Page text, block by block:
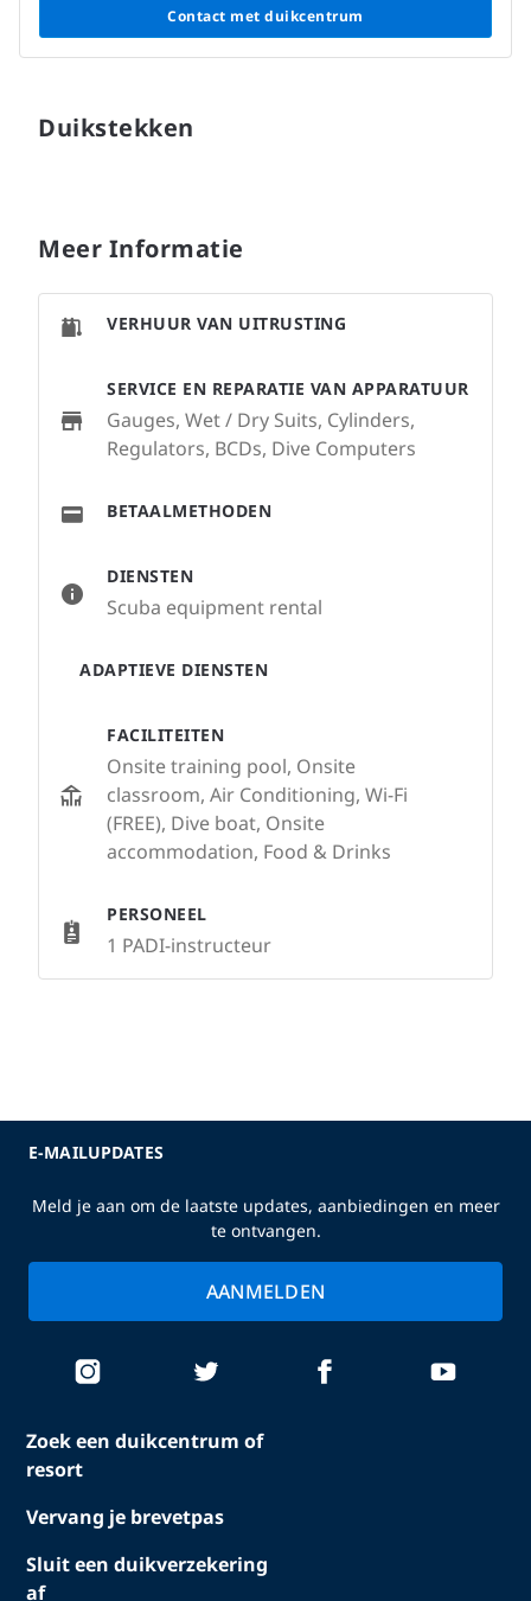
Contact met duikcentrum
Duikstekken
Meer Informatie
DIENSTEN
Scuba equipment rental
ADAPTIEVE DIENSTEN
FACILITEITEN
Onsite training pool, Onsite
classroom, Air Conditioning, Wi-Fi
(FREE), Dive boat, Onsite
accommodation, Food & Drinks
PERSONEEL
1 PADI-instructeur
VERHUUR VAN UITRUSTING
SERVICE EN REPARATIE VAN APPARATUUR
Gauges, Wet / Dry Suits, Cylinders,
Regulators, BCDs, Dive Computers
BETAALMETHODEN
Zoek een duikcentrum of
resort
Vervang je brevetpas
Sluit een duikverzekering
af
E-MAILUPDATES
Meld je aan om de laatste updates, aanbiedingen en meer
te ontvangen.
AANMELDEN